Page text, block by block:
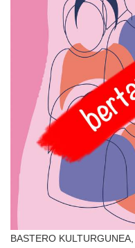
BASTERO KULTURGUNEA,